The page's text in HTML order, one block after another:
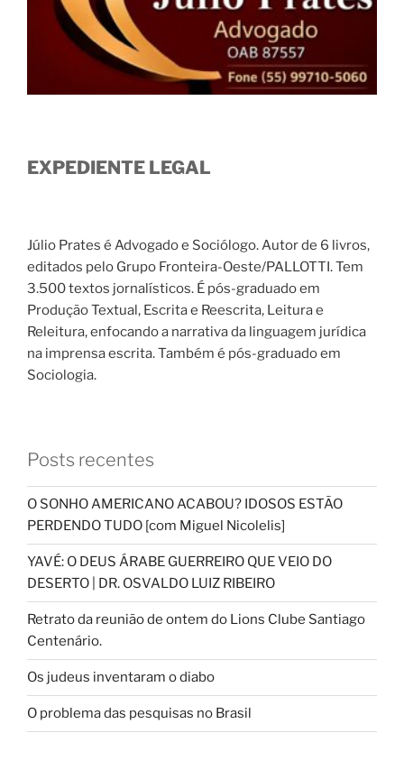
EXPEDIENTE LEGAL
Júlio Prates é Advogado e Sociólogo. Autor de 6 livros,
editados pelo Grupo Fronteira-Oeste/PALLOTTI. Tem
3.500 textos jornalísticos. É pós-graduado em
Produção Textual, Escrita e Reescrita, Leitura e
Releitura, enfocando a narrativa da linguagem jurídica
na imprensa escrita. Também é pós-graduado em
Sociologia.
Posts recentes
O SONHO AMERICANO ACABOU? IDOSOS ESTÃO
PERDENDO TUDO [com Miguel Nicolelis]
YAVÉ: O DEUS ÁRABE GUERREIRO QUE VEIO DO
DESERTO | DR. OSVALDO LUIZ RIBEIRO
Retrato da reunião de ontem do Lions Clube Santiago
Centenário.
Os judeus inventaram o diabo
O problema das pesquisas no Brasil